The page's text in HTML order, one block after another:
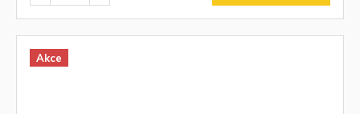
Akce